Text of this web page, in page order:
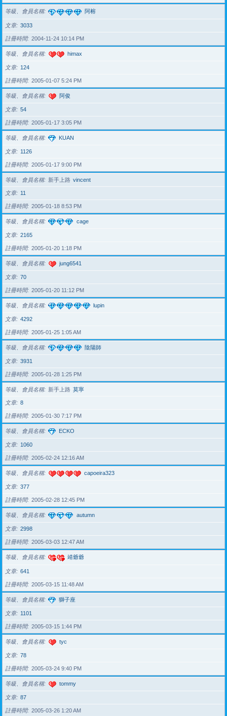
等級、會員名稱 阿榕
文章 3033
註冊時間 2004-11-24 10:14 PM
等級、會員名稱 himax
文章 124
註冊時間 2005-01-07 5:24 PM
等級、會員名稱 阿俊
文章 54
註冊時間 2005-01-17 3:05 PM
等級、會員名稱 KUAN
文章 1126
註冊時間 2005-01-17 9:00 PM
等級、會員名稱 新手上路 vincent
文章 11
註冊時間 2005-01-18 8:53 PM
等級、會員名稱 cage
文章 2165
註冊時間 2005-01-20 1:18 PM
等級、會員名稱 jung6541
文章 70
註冊時間 2005-01-20 11:12 PM
等級、會員名稱 lupin
文章 4292
註冊時間 2005-01-25 1:05 AM
等級、會員名稱 陰陽師
文章 3931
註冊時間 2005-01-28 1:25 PM
等級、會員名稱 新手上路 莫寧
文章 8
註冊時間 2005-01-30 7:17 PM
等級、會員名稱 ECKO
文章 1060
註冊時間 2005-02-24 12:16 AM
等級、會員名稱 capoeira323
文章 377
註冊時間 2005-02-28 12:45 PM
等級、會員名稱 autumn
文章 2998
註冊時間 2005-03-03 12:47 AM
等級、會員名稱 靖爺爺
文章 641
註冊時間 2005-03-15 11:48 AM
等級、會員名稱 獅子座
文章 1101
註冊時間 2005-03-15 1:44 PM
等級、會員名稱 tyc
文章 78
註冊時間 2005-03-24 9:40 PM
等級、會員名稱 tommy
文章 87
註冊時間 2005-03-26 1:20 AM